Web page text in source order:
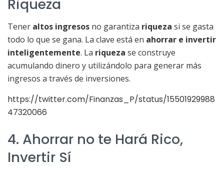
Riqueza
Tener altos ingresos no garantiza riqueza si se gasta
todo lo que se gana. La clave está en ahorrar e invertir
inteligentemente. La riqueza se construye
acumulando dinero y utilizándolo para generar más
ingresos a través de inversiones.
https://twitter.com/Finanzas_P/status/15501929988
47320066
4. Ahorrar no te Hará Rico,
Invertir Sí